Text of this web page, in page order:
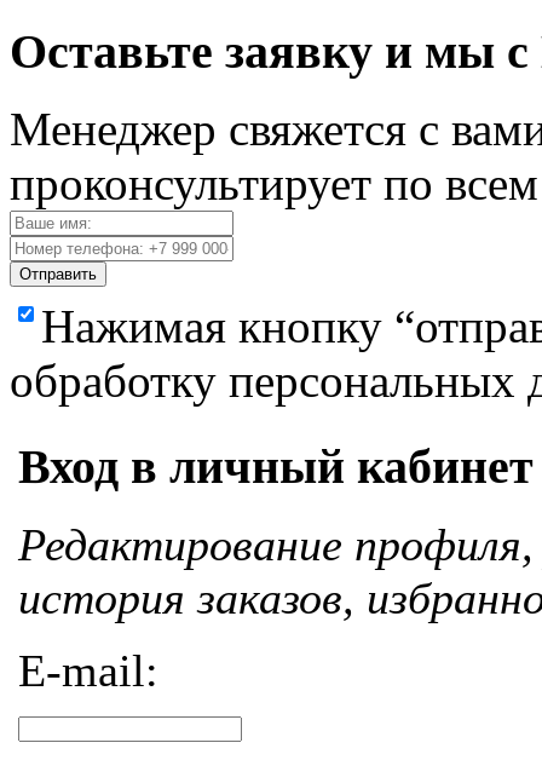
Оставьте заявку и мы
Менеджер свяжется с
проконсультирует по
Отправить
Нажимая кнопку
обработку персональных
Вход в личный кабинет
Редактирование
история заказов,
E-mail: